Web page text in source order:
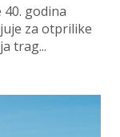
godina
za otprilike
trag...